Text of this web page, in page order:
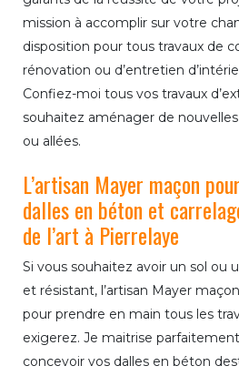
mission à accomplir sur votre
disposition pour tous travaux de
rénovation ou d’entretien
Confiez-moi tous vos travaux
souhaitez aménager de
ou allées.
L’artisan Mayer maçon
dalles en béton et
de l’art à Pierrelaye
Si vous souhaitez avoir un sol ou
et résistant, l’artisan Mayer
pour prendre en main tous les
exigerez. Je maitrise
concevoir vos dalles en béton